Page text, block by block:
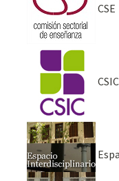
CSE
CSIC